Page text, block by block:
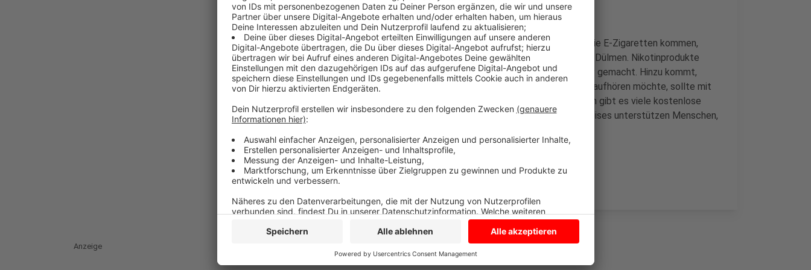
Das Problem ist unter anderem, dass die Jugendlichen leicht an die E-Zigaretten kommen,
sagt Lioba Runte von der Suchtberatung der Arbeiterwohlfahrt in Dülmen. Nikotinprodukte
sind für junge Menschen leicht verfügbar und oft gezielt attraktiv gemacht. Hinzu kommt,
dass das Rauchen fast überall möglich ist. Wer mit dem Rauchen aufhören möchte, sollte mit
seinem Hausarzt über die geeigneten Methoden sprechen. Zudem gibt es viele kostenlose
Angebote von Krankenkassen. Und auch die Suchtberater des Kreises unterstützen Menschen,
Anzeige
Anzeige